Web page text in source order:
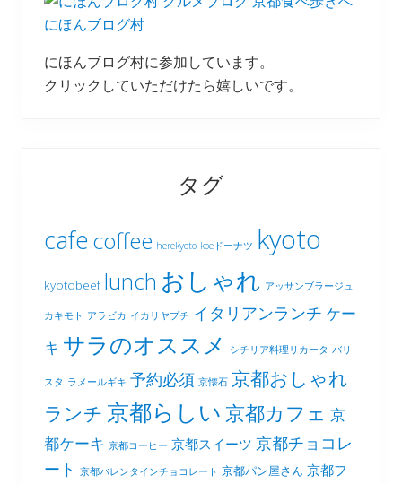
にほんブログ村
にほんブログ村に参加しています。
クリックしていただけたら嬉しいです。
タグ
cafe coffee herekyoto koeドーナツ kyoto
kyotobeef lunch おしゃれ アッサンブラージュ
カキモト アラビカ イカリヤプチ イタリアンランチ ケー
キ サラのオススメ シチリア料理リカータ バリ
スタ ラメールギキ 予約必須 京懐石 京都おしゃれ
ランチ 京都らしい 京都カフェ 京
都ケーキ 京都コーヒー 京都スイーツ 京都チョコレ
ート 京都バレンタインチョコレート 京都パン屋さん 京都フ